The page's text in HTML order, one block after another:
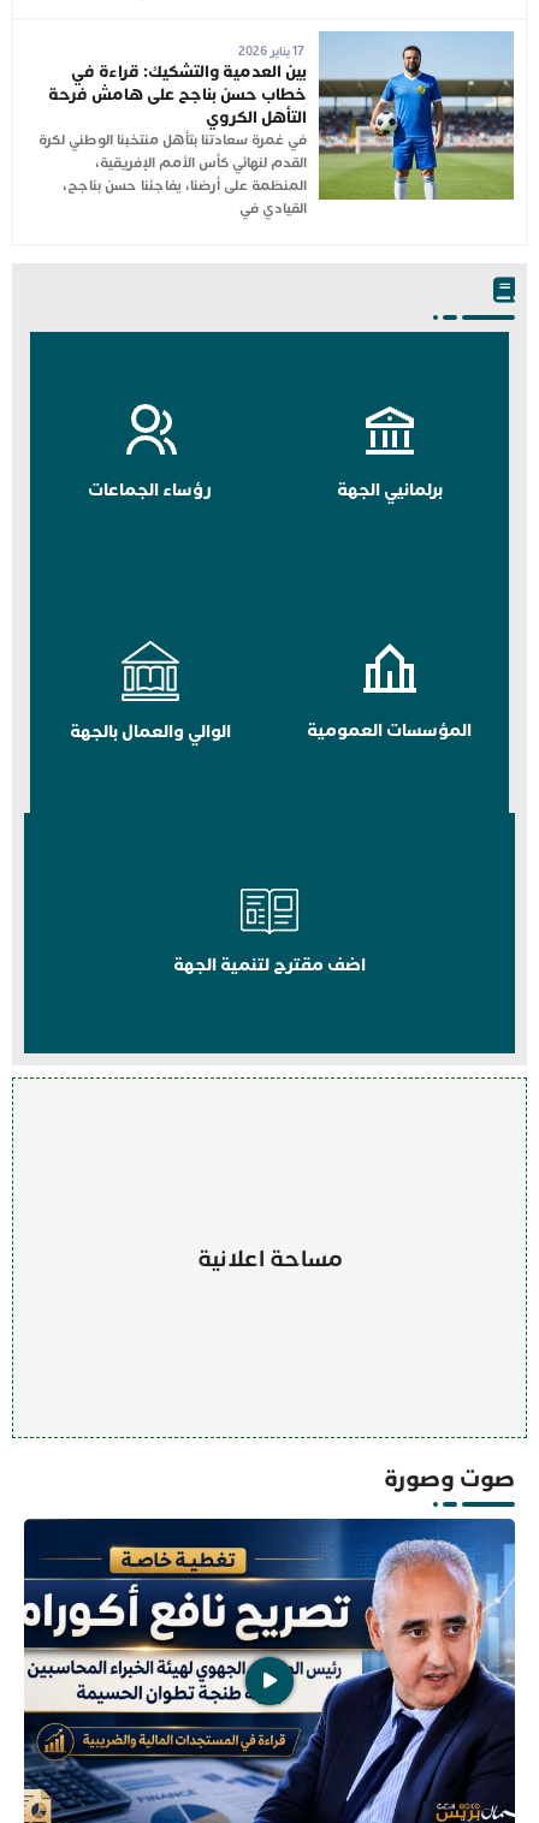
17 يناير 2026
بين العدمية والتشكيك: قراءة في
خطاب حسن بناجح على هامش فرحة
التأهل الكروي
في غمرة سعادتنا بتأهل منتخبنا الوطني لكرة
القدم لنهائي كأس الأمم الإفريقية،
المنظمة على أرضنا، يفاجئنا حسن بناجح،
القيادي في
برلمانيي الجهة رؤساء الجماعات
المؤسسات العمومية الوالي والعمال بالجهة
اضف مقترح لتنمية الجهة
مساحة اعلانية
صوت وصورة